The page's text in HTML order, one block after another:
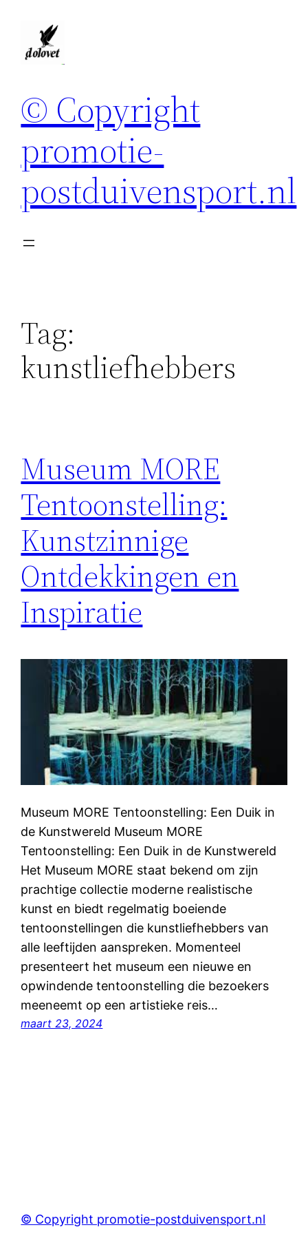
© Copyright
promotie-
postduivensport.nl
Tag:
kunstliefhebbers
Museum MORE
Tentoonstelling:
Kunstzinnige
Ontdekkingen en
Inspiratie
Museum MORE Tentoonstelling: Een Duik in
de Kunstwereld Museum MORE
Tentoonstelling: Een Duik in de Kunstwereld
Het Museum MORE staat bekend om zijn
prachtige collectie moderne realistische
kunst en biedt regelmatig boeiende
tentoonstellingen die kunstliefhebbers van
alle leeftijden aanspreken. Momenteel
presenteert het museum een nieuwe en
opwindende tentoonstelling die bezoekers
meeneemt op een artistieke reis…
maart 23, 2024
© Copyright promotie-postduivensport.nl